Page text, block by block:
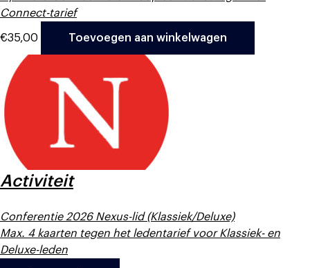
Connect-tarief
€35,00 Toevoegen aan winkelwagen
Activiteit
Conferentie 2026 Nexus-lid (Klassiek/Deluxe)
Max. 4 kaarten tegen het ledentarief voor Klassiek- en
Deluxe-leden